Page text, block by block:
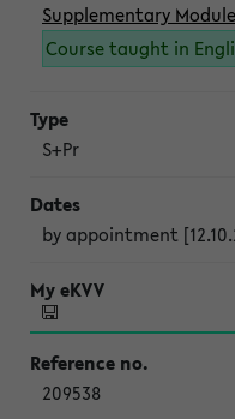
Supplementary
Course taught in
S+Pr
by appointment
209538